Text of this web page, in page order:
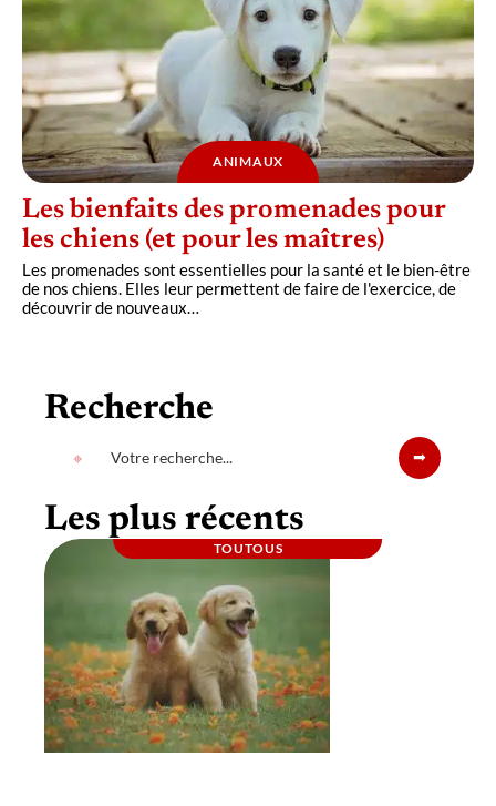
ANIMAUX
Les bienfaits des promenades pour
les chiens (et pour les maîtres)
Les promenades sont essentielles pour la santé et le bien-être
de nos chiens. Elles leur permettent de faire de l'exercice, de
découvrir de nouveaux…
Recherche
Les plus récents
TOUTOUS